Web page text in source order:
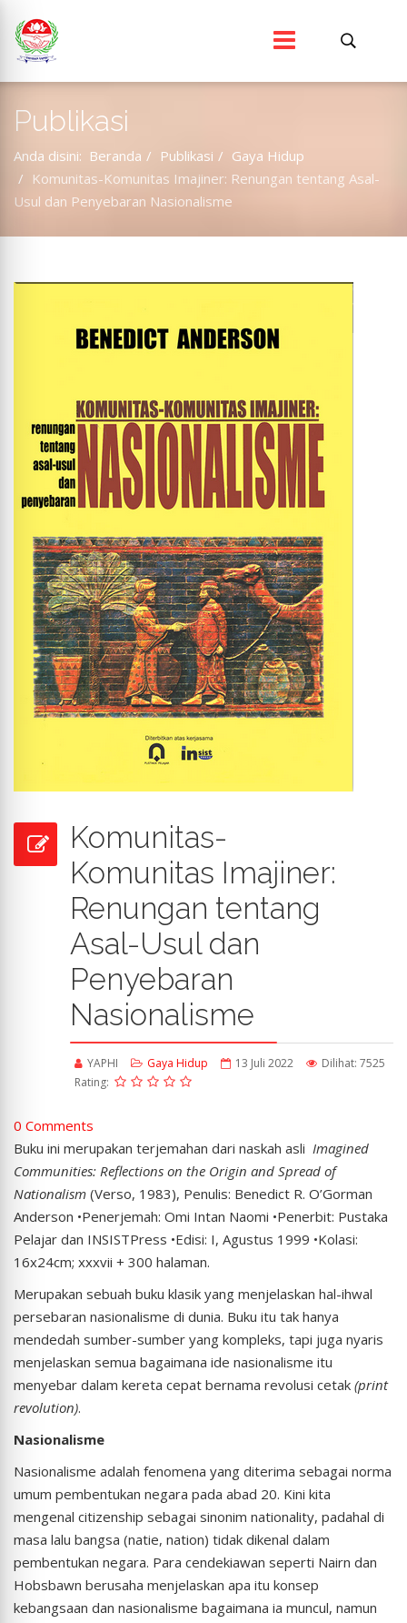
Publikasi
Anda disini: Beranda Publikasi
Gaya Hidup
Komunitas-Komunitas Imajiner: Renungan tentang Asal-
Usul dan Penyebaran Nasionalisme
Komunitas-
Komunitas Imajiner:
Renungan tentang
Asal-Usul dan
Penyebaran
Nasionalisme
YAPHI Gaya Hidup 13 Juli 2022
Dilihat: 7525
Rating:
0 Comments
Buku ini merupakan terjemahan dari naskah asli Imagined
Communities: Reflections on the Origin and Spread of
Nationalism (Verso, 1983), Penulis: Benedict R. O’Gorman
Anderson •Penerjemah: Omi Intan Naomi •Penerbit: Pustaka
Pelajar dan INSISTPress •Edisi: I, Agustus 1999 •Kolasi:
16x24cm; xxxvii + 300 halaman.
Merupakan sebuah buku klasik yang menjelaskan hal-ihwal
persebaran nasionalisme di dunia. Buku itu tak hanya
mendedah sumber-sumber yang kompleks, tapi juga nyaris
menjelaskan semua bagaimana ide nasionalisme itu
menyebar dalam kereta cepat bernama revolusi cetak (print
revolution).
Nasionalisme
Nasionalisme adalah fenomena yang diterima sebagai norma
umum pembentukan negara pada abad 20. Kini kita
mengenal citizenship sebagai sinonim nationality, padahal di
masa lalu bangsa (natie, nation) tidak dikenal dalam
pembentukan negara. Para cendekiawan seperti Nairn dan
Hobsbawn berusaha menjelaskan apa itu konsep
kebangsaan dan nasionalisme bagaimana ia muncul, namun